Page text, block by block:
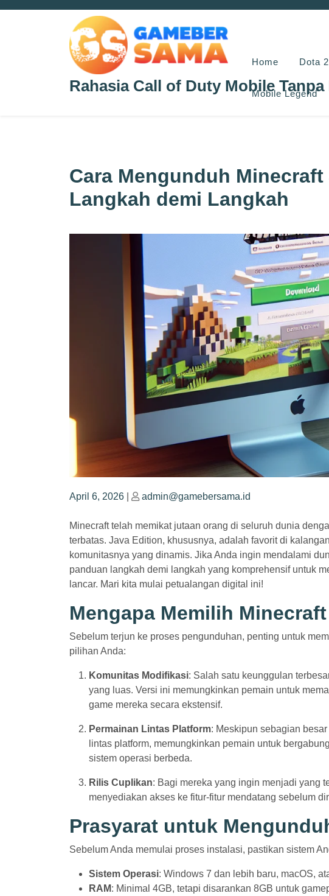
Rahasia Call of Duty Mobile Tanpa
Home Dota 2
Mobile Legend
Cara Mengunduh
Langkah demi Langkah
Posted
April 6, 2026
Posted
admin@gamebersama.id
Minecraft telah memikat jutaan orang di seluruh dunia
terbatas. Java Edition, khususnya, adalah favorit di
komunitasnya yang dinamis. Jika Anda ingin mendalami
panduan langkah demi langkah yang komprehensif untuk
lancar. Mari kita mulai petualangan digital ini!
Mengapa Memilih
Sebelum terjun ke proses pengunduhan, penting untuk
pilihan Anda:
Komunitas Modifikasi: Salah satu keunggulan
yang luas. Versi ini memungkinkan pemain untuk
game mereka secara ekstensif.
Permainan Lintas Platform: Meskipun sebagian
lintas platform, memungkinkan pemain untuk
sistem operasi berbeda.
Rilis Cuplikan: Bagi mereka yang ingin menjadi yang
menyediakan akses ke fitur-fitur mendatang sebelum
Prasyarat untuk
Sebelum Anda memulai proses instalasi, pastikan sistem
Sistem Operasi: Windows 7 dan lebih baru, macOS,
RAM: Minimal 4GB, tetapi disarankan 8GB untuk